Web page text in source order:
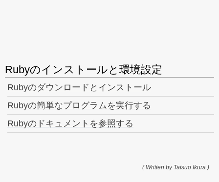
Rubyのインストールと環境設定
Rubyのダウンロードとインストール
Rubyの簡単なプログラムを実行する
Rubyのドキュメントを参照する
( Written by Tatsuo Ikura )